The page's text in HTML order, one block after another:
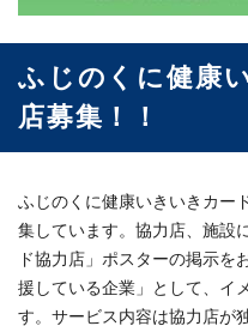
ふじのくに健康
店募集！！
ふじのくに健康いきいきカー
集しています。協力店、施設
ド協力店」ポスターの掲示を
援している企業」として、イ
す。サービス内容は協力店が